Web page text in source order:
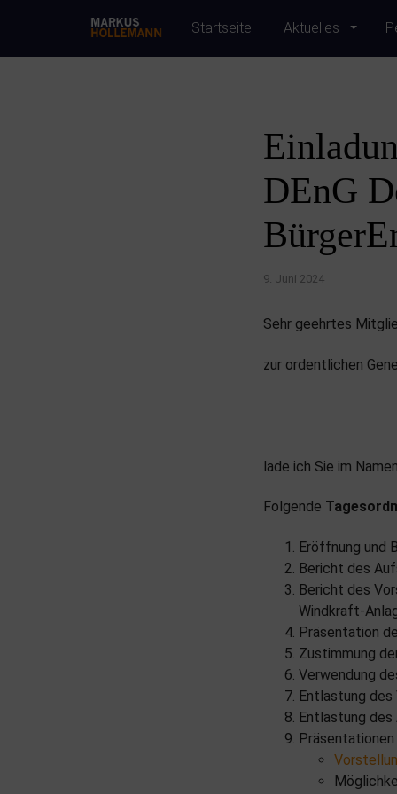
Startseite Aktuelles
DEnG
9. Juni 2024
Sehr geehrtes
zur ordentlichen
lade ich Sie im
Folgende
Eröffnung und
Bericht des
Bericht des
Windkraft-
Präsentation
Zustimmung
Verwendung
Entlastung des
Entlastung
Präsentationen